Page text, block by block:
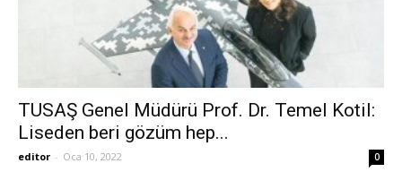
TUSAŞ Genel Müdürü Prof. Dr. Temel Kotil:
Liseden beri gözüm hep...
editor - Oca 10, 2022 0